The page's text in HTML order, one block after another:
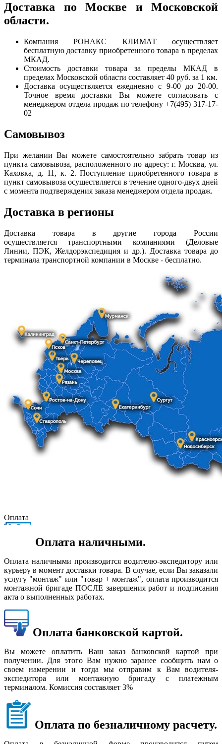
Доставка по Москве и Московской
области.
Компания РОНАКС КЛИМАТ осуществляет
бесплатную доставку приобретенного товара в пределах
МКАД.
Стоимость доставки товара за пределы МКАД в
пределах Московской области составляет 40 руб. за 1 км.
Доставка осуществляется ежедневно с 9-00 до 20-00.
Точное время доставки Вы можете согласовать с
менеджером отдела продаж по телефону +7(495) 317-17-
02
Самовывоз
При желании Вы можете самостоятельно забрать товар из
пункта самовывоза, расположенного по адресу: г. Москва, ул.
Каховка, д. 11, к. 2. Поступление приобретенного товара в
пункт самовывоза осуществляется в течение одного-двух дней
с момента подтверждения заказа менеджером отдела продаж.
Доставка в регионы
Доставка товара в другие города России
осуществляется транспортными компаниями (Деловые
Линии, ПЭК, Желдорэкспедиция и др.). Доставка товара до
терминала транспортной компании в Москве - бесплатно.
Оплата
Оплата наличными.
Оплата наличными производится водителю-экспедитору или
курьеру в момент доставки товара. В случае, если Вы заказали
услугу "монтаж" или "товар + монтаж", оплата производится
монтажной бригаде ПОСЛЕ завершения работ и подписания
акта о выполненных работах.
Оплата банковской картой.
Вы можете оплатить Ваш заказ банковской картой при
получении. Для этого Вам нужно заранее сообщить нам о
своем намерении и тогда мы отправим к Вам водителя-
экспедитора или монтажную бригаду с платежным
терминалом. Комиссия составляет 3%
Оплата по безналичному расчету.